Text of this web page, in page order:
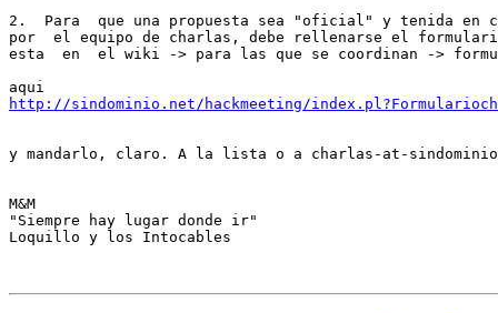
2.  Para  que una propuesta sea "oficial" y tenida en
por  el equipo de charlas, debe rellenarse el
esta  en  el wiki -> para las que se coordinan ->
http://sindominio.net/hackmeeting/
y mandarlo, claro. A la lista o a charlas-at-
M&M
"Siempre hay lugar donde ir"
Loquillo y los Intocables